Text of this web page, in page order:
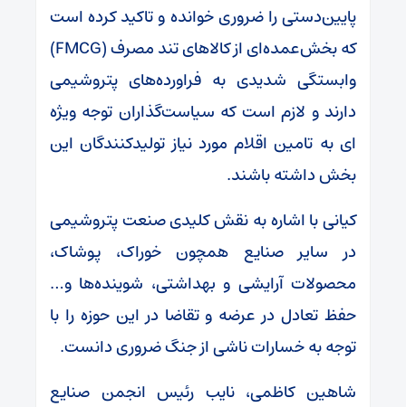
پایین‌دستی را ضروری خوانده و تاکید کرده است
که بخش‌عمده‌ای از کالاهای تند مصرف (FMCG)
وابستگی شدیدی به فراورده‌های پتروشیمی
دارند و لازم است که سیاست‌گذاران توجه ویژه
ای به تامین اقلام مورد نیاز تولیدکنندگان این
بخش داشته باشند.
کیانی با اشاره به نقش کلیدی صنعت پتروشیمی
در سایر صنایع همچون خوراک، پوشاک،
محصولات آرایشی و بهداشتی، شوینده‌ها و…
حفظ تعادل در عرضه و تقاضا در این حوزه را با
توجه به خسارات ناشی از جنگ ضروری دانست.
شاهین کاظمی، نایب رئیس انجمن صنایع